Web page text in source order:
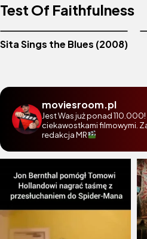
Test Of Faithfulness
Sita Sings the Blues (2008)
moviesroom.pl
Jest Was już ponad
ciekawostkami filmowymi.
redakcja MR